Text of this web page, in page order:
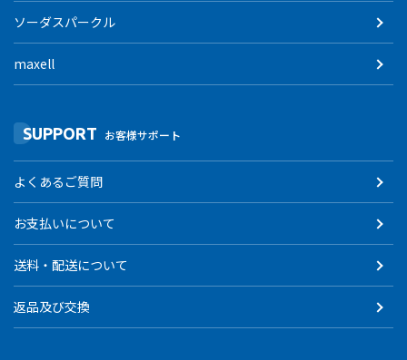
ソーダスパークル
maxell
SUPPORT お客様サポート
よくあるご質問
お支払いについて
送料・配送について
返品及び交換